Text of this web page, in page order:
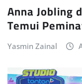
Anna Jobling
Temui
Yasmin Zainal